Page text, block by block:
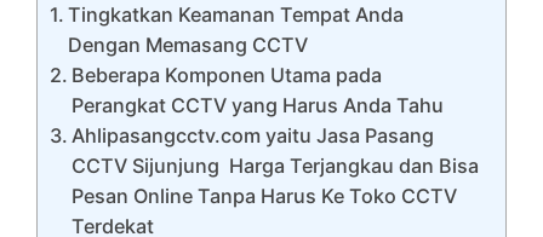
Tingkatkan Keamanan Tempat Anda
Dengan Memasang CCTV
Beberapa Komponen Utama pada
Perangkat CCTV yang Harus Anda Tahu
Ahlipasangcctv.com yaitu Jasa Pasang
CCTV Sijunjung Harga Terjangkau dan Bisa
Pesan Online Tanpa Harus Ke Toko CCTV
Terdekat